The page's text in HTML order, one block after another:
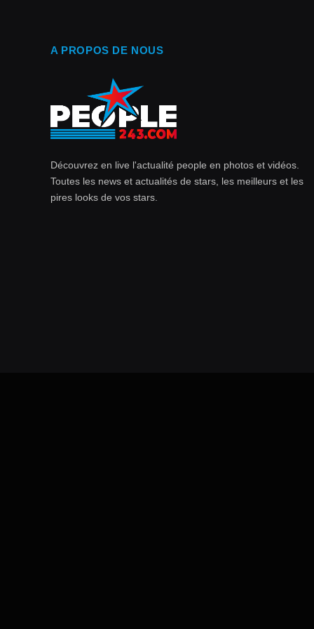
A PROPOS DE NOUS
Découvrez en live l'actualité people en photos et vidéos.
Toutes les news et actualités de stars, les meilleurs et les
pires looks de vos stars.